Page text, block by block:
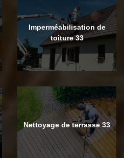
Imperméabilisation de
toiture 33
Nettoyage de terrasse 33